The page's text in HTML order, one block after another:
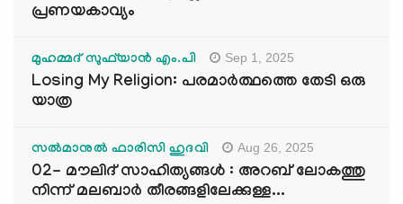
പ്രണയകാവ്യം
മുഹമ്മദ് സുഫ്‌യാൻ എം.പി Sep 1, 2025
Losing My Religion: പരമാർത്ഥത്തെ തേടി ഒരു
യാത്ര
സൽമാനുൽ ഫാരിസി ഹുദവി Aug 26, 2025
02- മൗലിദ് സാഹിത്യങ്ങൾ : അറബ് ലോകത്തു
നിന്ന് മലബാർ തീരങ്ങളിലേക്കുള്ള...